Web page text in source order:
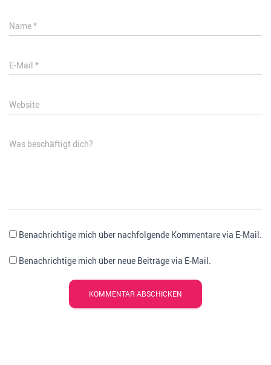
Name*
E-Mail *
Website
Was beschäftigt dich?
Benachrichtige mich über nachfolgende Kommentare via E-Mail.
Benachrichtige mich über neue Beiträge via E-Mail.